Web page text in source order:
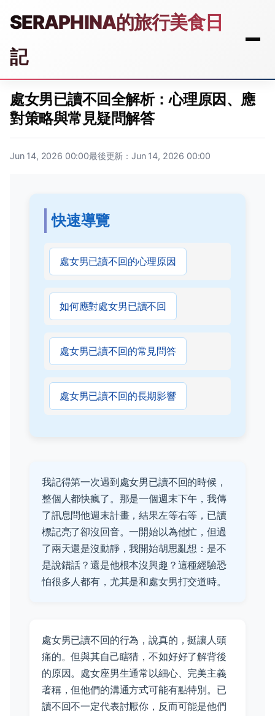
SERAPHINA的旅行美食日
記
處女男已讀不回全解析：心理原因、應
對策略與常見疑問解答
Jun 14, 2026 00:00最後更新：Jun 14, 2026 00:00
快速導覽
處女男已讀不回的心理原因
如何應對處女男已讀不回
處女男已讀不回的常見問答
處女男已讀不回的長期影響
我記得第一次遇到處女男已讀不回的時候，
整個人都快瘋了。那是一個週末下午，我傳
了訊息問他週末計畫，結果左等右等，已讀
標記亮了卻沒回音。一開始以為他忙，但過
了兩天還是沒動靜，我開始胡思亂想：是不
是說錯話？還是他根本沒興趣？這種經驗恐
怕很多人都有，尤其是和處女男打交道時。
處女男已讀不回的行為，說真的，挺讓人頭
痛的。但與其自己瞎猜，不如好好了解背後
的原因。處女座男生通常以細心、完美主義
著稱，但他們的溝通方式可能有點特別。已
讀不回不一定代表討厭你，反而可能是他們